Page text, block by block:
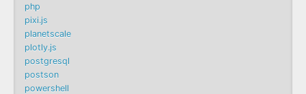
php
pixi.js
planetscale
plotly.js
postgresql
postson
powershell